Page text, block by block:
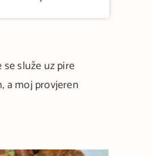
služe uz pire
a moj provjeren